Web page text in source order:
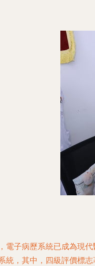
電子病歷系統已成為現
統，其中，四級評價標